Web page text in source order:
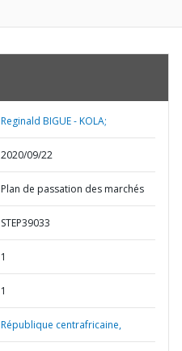
Reginald BIGUE - KOLA;
2020/09/22
Plan de passation des marchés
STEP39033
1
1
République centrafricaine,